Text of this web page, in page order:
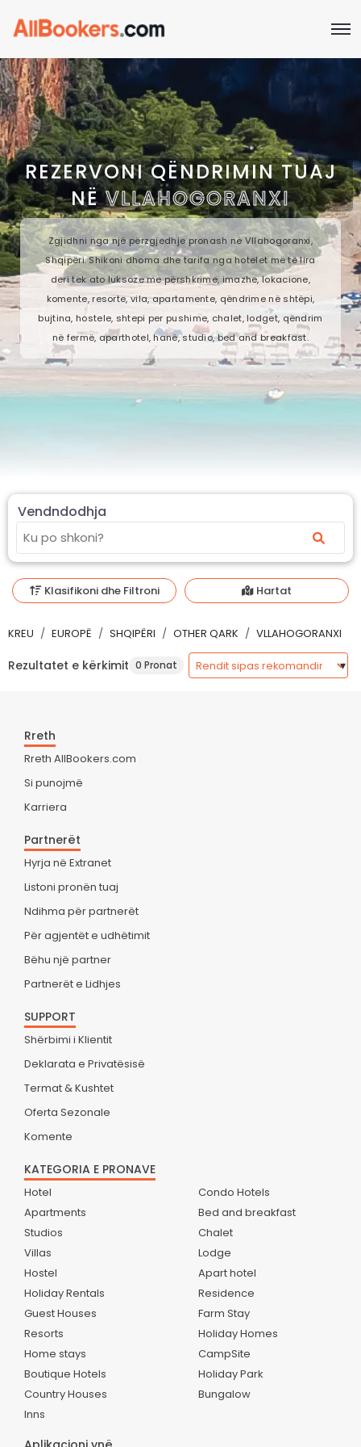
REZERVONI QËNDRIMIN TUAJ
NËVLLAHOGORANXI
Zgjidhni nga një përzgjedhje pronash në Vllahogoranxi,
Shqipëri. Shikoni dhoma dhe tarifa nga hotelet më të lira
deri tek ato luksoze me përshkrime, imazhe, lokacione,
komente, resorte, vila, apartamente, qëndrime në shtëpi,
bujtina, hostele, shtepi per pushime, chalet, lodget, qëndrim
në fermë, aparthotel, hanë, studio, bed and breakfast.
Vendndodhja
Klasifikoni dhe Filtroni Hartat
KREU EUROPË SHQIPËRI OTHER QARK VLLAHOGORANXI
Rezultatet e kërkimit 0 Pronat
Rreth
Rreth AllBookers.com
Si punojmë
Karriera
Partnerët
Hyrja në Extranet
Listoni pronën tuaj
Ndihma për partnerët
Për agjentët e udhëtimit
Bëhu një partner
Partnerët e Lidhjes
SUPPORT
Shërbimi i Klientit
Deklarata e Privatësisë
Termat & Kushtet
Oferta Sezonale
Komente
KATEGORIA E PRONAVE
Hotel
Apartments
Studios
Villas
Hostel
Holiday Rentals
Guest Houses
Resorts
Home stays
Boutique Hotels
Country Houses
Inns
Condo Hotels
Bed and breakfast
Chalet
Lodge
Apart hotel
Residence
Farm Stay
Holiday Homes
CampSite
Holiday Park
Bungalow